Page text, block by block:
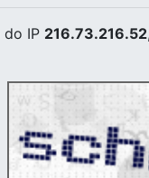
do IP 216.73.216.52